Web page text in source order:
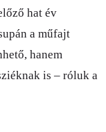
hat év
a műfajt
hanem
is – róluk a